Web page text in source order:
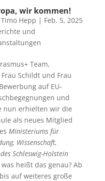
wir kommen!
Timo Hepp | Feb. 5, 2025
und
Team,
Schildt und Frau
auf EU-
und
nun erhielten wir die
als neues Mitglied
Ministeriums für
Wissenschaft,
Schleswig-Holstein
heißt das genau? Ab
auf weiteres große